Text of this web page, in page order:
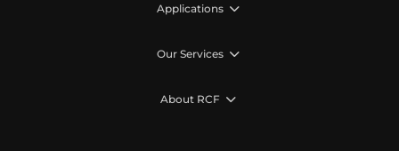
Applications
Our Services
About RCF